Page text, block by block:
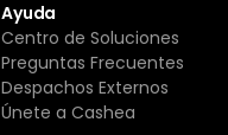
Ayuda
Centro de Soluciones
Preguntas Frecuentes
Despachos Externos
Únete a Cashea